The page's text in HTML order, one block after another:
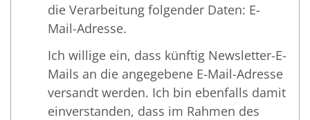
die Verarbeitung folgender Daten: E-
Mail-Adresse.
Ich willige ein, dass künftig Newsletter-E-
Mails an die angegebene E-Mail-Adresse
versandt werden. Ich bin ebenfalls damit
einverstanden, dass im Rahmen des